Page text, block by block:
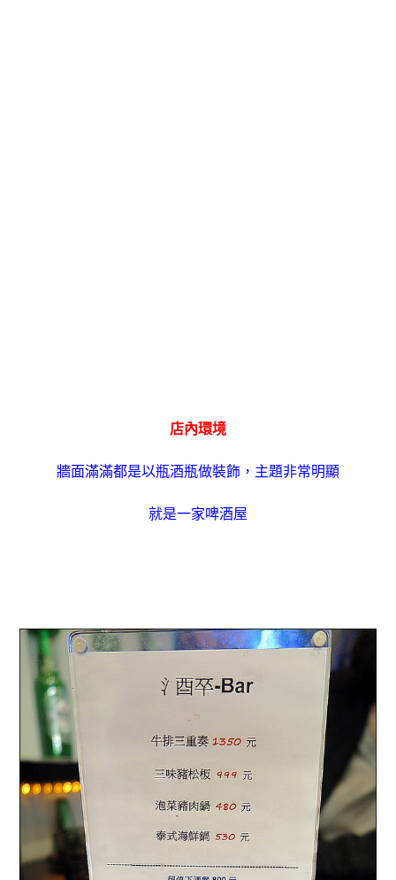
店內環境
牆面滿滿都是以瓶酒瓶做裝飾，主題非常明顯
就是一家啤酒屋